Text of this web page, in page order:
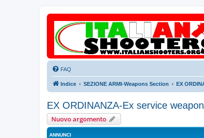
FAQ
Indice SEZIONE ARMI-Weapons Section EX
EX ORDINANZA-Ex service
Nuovo argomento
ANNUNCI